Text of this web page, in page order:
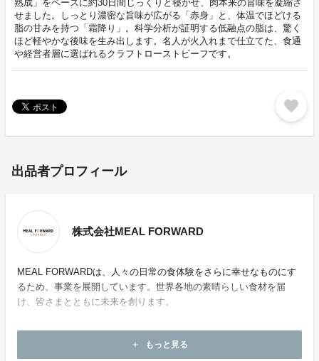
熟成」をベースに約30日間じっくりと寝かせ、肉本来の旨味を凝縮さ
せました。しっとり濃密な旨味が広がる「赤身」と、体温でほどける
脂の甘みを持つ「霜降り」。科学分析が証明する低融点の脂は、驚く
ほど軽やかな後味を生み出します。名人が火入れまで仕立てた、食通
や経営者層に選ばれるクラフトローストビーフです。
favorite
出品者プロフィール
株式会社MEAL FORWARD
MEAL FORWARDは、人々の日常の食体験をさらに幸せなものにす
るため、事業を展開しています。世界各地の素晴らしい食材を届
け、皆さまとともに未来を創ります。
add もっと見る